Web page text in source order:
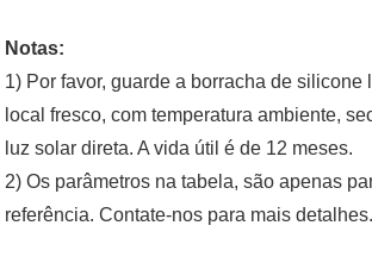
Notas:
1) Por favor, guarde a borracha de silicone
local fresco, com temperatura ambiente,
luz solar direta. A vida útil é de 12 meses.
2) Os parâmetros na tabela, são apenas
referência. Contate-nos para mais detalhes.